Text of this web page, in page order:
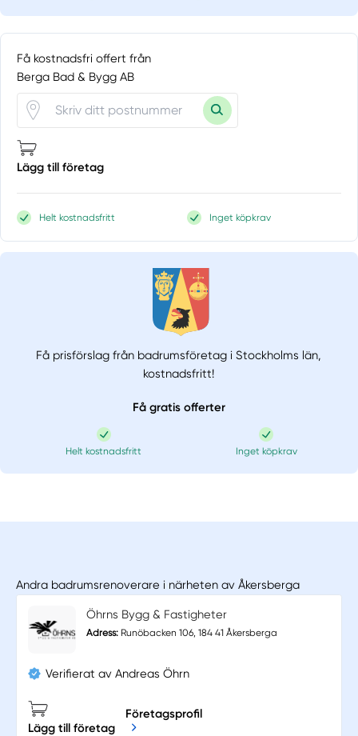
Få kostnadsfri offert från
Berga Bad & Bygg AB
Lägg till företag
Helt kostnadsfritt Inget köpkrav
Få prisförslag från badrumsföretag i Stockholms län,
kostnadsfritt!
Få gratis offerter
Helt kostnadsfritt Inget köpkrav
Andra badrumsrenoverare i närheten av Åkersberga
Öhrns Bygg & Fastigheter
Adress: Runöbacken 106, 184 41 Åkersberga
Verifierat av Andreas Öhrn
Lägg till företag
Företagsprofil